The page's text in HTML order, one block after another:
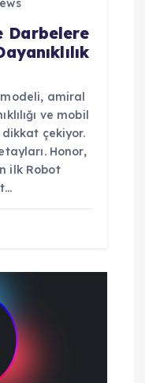
Darbelere
modeli, amiral
ve mobil
çekiyor.
Honor,
ilk Robot